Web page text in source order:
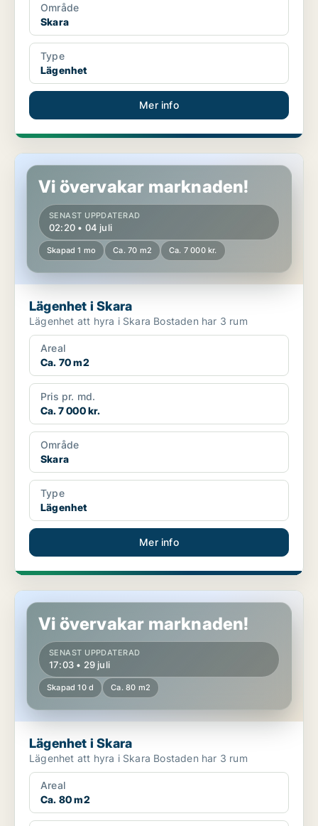
Område
Skara
Type
Lägenhet
Mer info
Lägenhet i Skara
Vi övervakar marknaden!
SENAST UPPDATERAD
02:20 • 04 juli
Skapad 1 mo Ca. 70 m2 Ca. 7 000 kr.
Lägenhet i Skara
Lägenhet att hyra i Skara Bostaden har 3 rum
Areal
Ca. 70 m2
Pris pr. md.
Ca. 7 000 kr.
Område
Skara
Type
Lägenhet
Mer info
Lägenhet i Skara
Vi övervakar marknaden!
SENAST UPPDATERAD
17:03 • 29 juli
Skapad 10 d Ca. 80 m2
Lägenhet i Skara
Lägenhet att hyra i Skara Bostaden har 3 rum
Areal
Ca. 80 m2